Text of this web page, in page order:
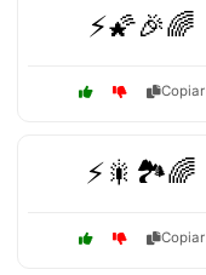
⚡🌠🎉🌈
Copiar
⚡🎇🏞️🌈
Copiar